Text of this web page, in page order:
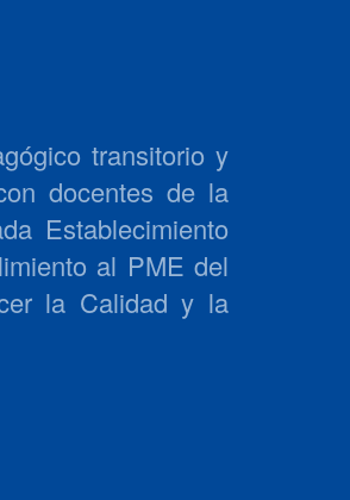
transitorio y
docentes de la
Establecimiento
al PME del
la Calidad y la